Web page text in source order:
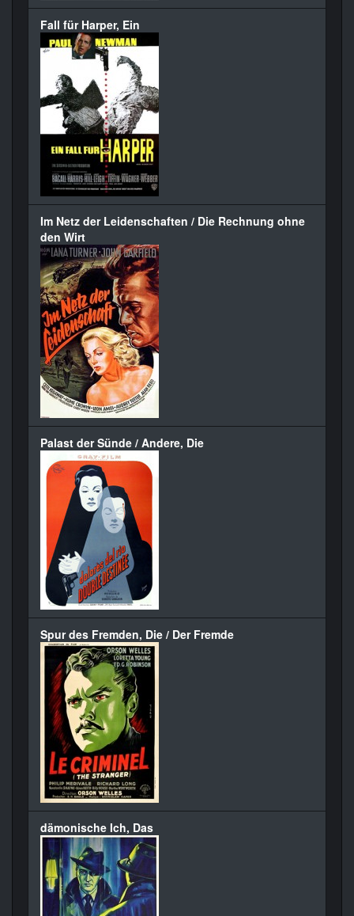
Fall für Harper, Ein
Im Netz der Leidenschaften / Die Rechnung ohne
den Wirt
Palast der Sünde / Andere, Die
Spur des Fremden, Die / Der Fremde
dämonische Ich, Das